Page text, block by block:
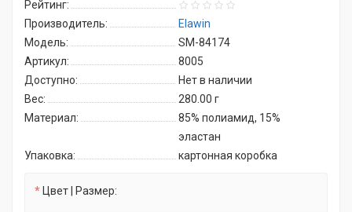
Рейтинг:
Производитель:
Elawin
Модель:
SM-84174
Артикул:
8005
Доступно:
Нет в наличии
Вес:
280.00 г
Материал:
85% полиамид, 15%
эластан
Упаковка:
картонная коробка
Цвет | Размер: